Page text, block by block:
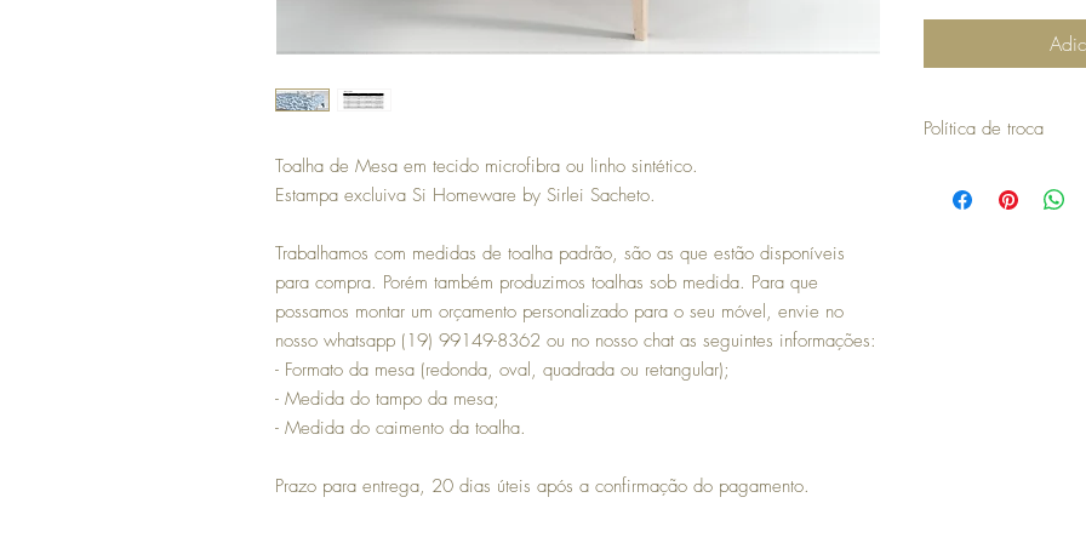
Toalha de Mesa em tecido microfibra ou linho sintético.
Estampa excluiva Si Homeware by Sirlei Sacheto.
Trabalhamos com medidas de toalha padrão, são as que estão disponíveis
para compra. Porém também produzimos toalhas sob medida. Para que
possamos montar um orçamento personalizado para o seu móvel, envie no
nosso whatsapp (19) 99149-8362 ou no nosso chat as seguintes informações:
- Formato da mesa (redonda, oval, quadrada ou retangular);
- Medida do tampo da mesa;
- Medida do caimento da toalha.
Prazo para entrega, 20 dias úteis após a confirmação do pagamento.
Política de troca
com ele, por favor